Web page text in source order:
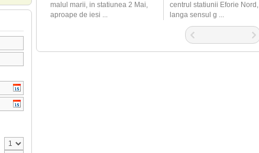
malul marii, in statiunea 2 Mai,
aproape de iesi ...
centrul statiunii Eforie Nord,
langa sensul g ...